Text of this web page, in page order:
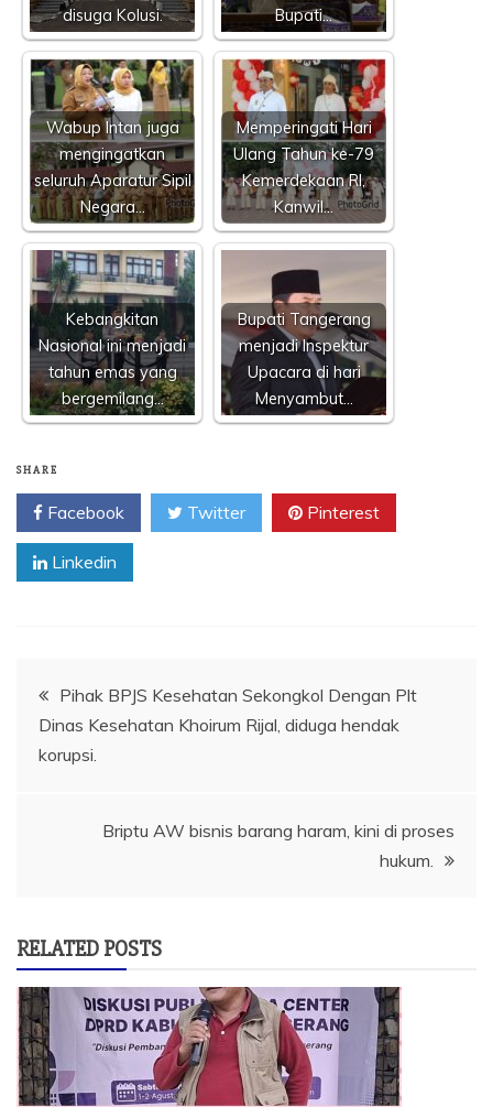
disuga Kolusi.
Bupati…
Wabup Intan juga
mengingatkan
seluruh Aparatur Sipil
Negara…
Memperingati Hari
Ulang Tahun ke-79
Kemerdekaan RI,
Kanwil…
Kebangkitan
Nasional ini menjadi
tahun emas yang
bergemilang…
Bupati Tangerang
menjadi Inspektur
Upacara di hari
Menyambut…
SHARE
Facebook Twitter Pinterest
Linkedin
Navigasi
pos
Pihak BPJS Kesehatan Sekongkol Dengan Plt
Dinas Kesehatan Khoirum Rijal, diduga hendak
korupsi.
Briptu AW bisnis barang haram, kini di proses
hukum.
RELATED POSTS